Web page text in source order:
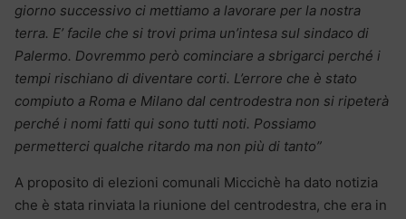
giorno successivo ci mettiamo a lavorare per la nostra
terra. E’ facile che si trovi prima un’intesa sul sindaco di
Palermo. Dovremmo però cominciare a sbrigarci perché i
tempi rischiano di diventare corti. L’errore che è stato
compiuto a Roma e Milano dal centrodestra non si ripeterà
perché i nomi fatti qui sono tutti noti. Possiamo
permetterci qualche ritardo ma non più di tanto”
A proposito di elezioni comunali Miccichè ha dato notizia
che è stata rinviata la riunione del centrodestra, che era in